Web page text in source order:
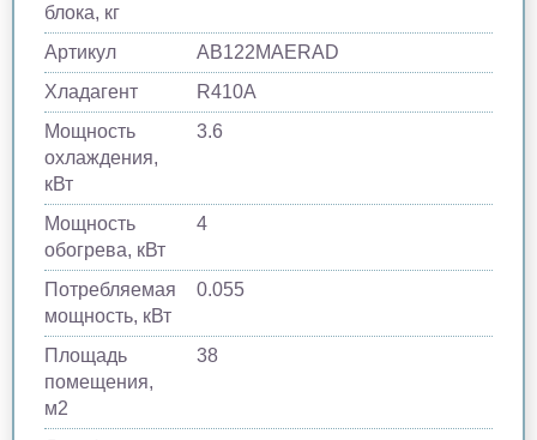
блока, кг
Артикул
AB122MAERAD
Хладагент
R410A
Мощность
охлаждения,
кВт
3.6
Мощность
обогрева, кВт
4
Потребляемая
мощность, кВт
0.055
Площадь
помещения,
м2
38